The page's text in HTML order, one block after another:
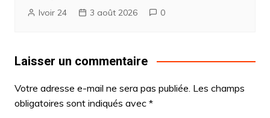
Ivoir 24 3 août 2026 0
Laisser un commentaire
Votre adresse e-mail ne sera pas publiée. Les champs
obligatoires sont indiqués avec *